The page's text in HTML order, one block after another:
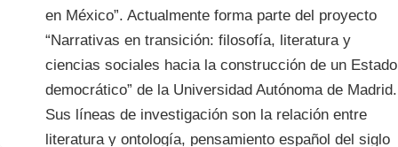
en México”. Actualmente forma parte del proyecto
“Narrativas en transición: filosofía, literatura y
ciencias sociales hacia la construcción de un Estado
democrático” de la Universidad Autónoma de Madrid.
Sus líneas de investigación son la relación entre
literatura y ontología, pensamiento español del siglo